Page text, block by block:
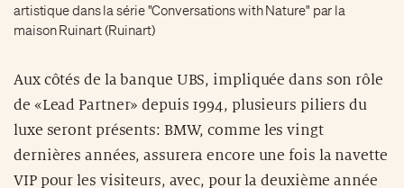
artistique dans la série "Conversations with Nature" par la
maison Ruinart (Ruinart)
Aux côtés de la banque UBS, impliquée dans son rôle
de «Lead Partner» depuis 1994, plusieurs piliers du
luxe seront présents: BMW, comme les vingt
dernières années, assurera encore une fois la navette
VIP pour les visiteurs, avec, pour la deuxième année